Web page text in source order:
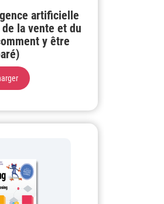
artificielle
la vente et du
y être